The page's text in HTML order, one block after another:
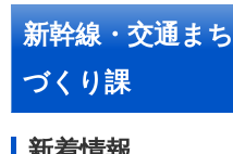
新幹線・交通ま
づくり課